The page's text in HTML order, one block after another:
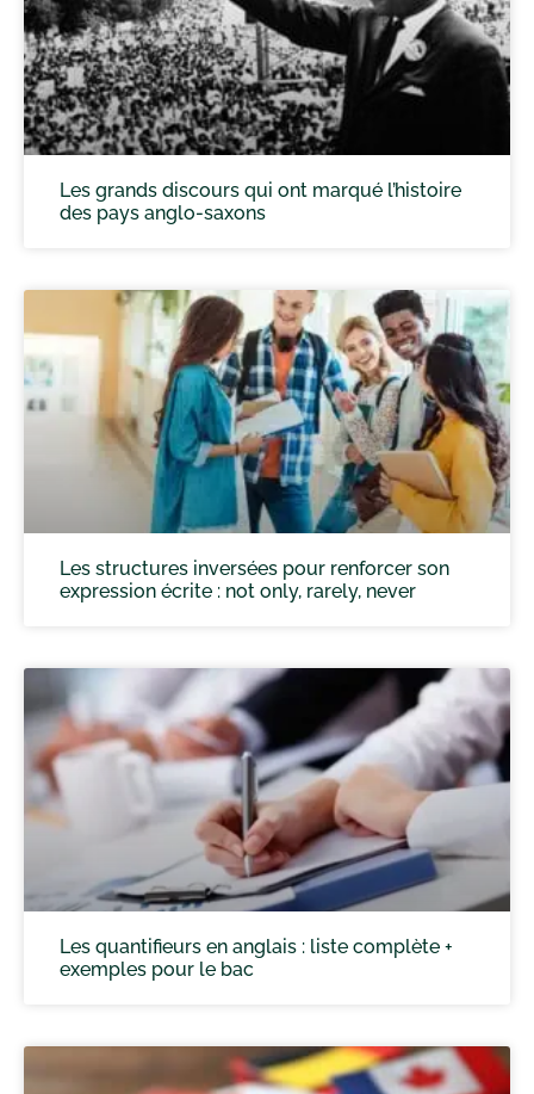
Les grands discours qui ont marqué l’histoire
des pays anglo-saxons
Les structures inversées pour renforcer son
expression écrite : not only, rarely, never
Les quantifieurs en anglais : liste complète +
exemples pour le bac